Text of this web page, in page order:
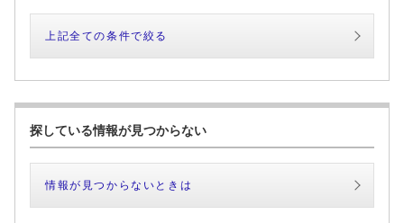
上記全ての条件で絞る
探している情報が見つからない
情報が見つからないときは